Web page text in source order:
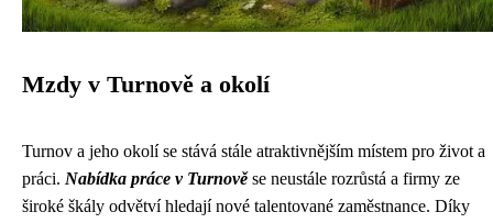
Mzdy v Turnově a okolí
Turnov a jeho okolí se stává stále atraktivnějším místem pro život a
práci. Nabídka práce v Turnověse neustále rozrůstá a firmy ze
široké škály odvětví hledají nové talentované zaměstnance. Díky